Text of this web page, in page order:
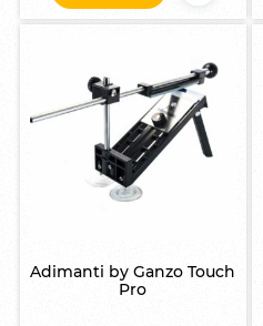
Adimanti by Ganzo Touch
Pro